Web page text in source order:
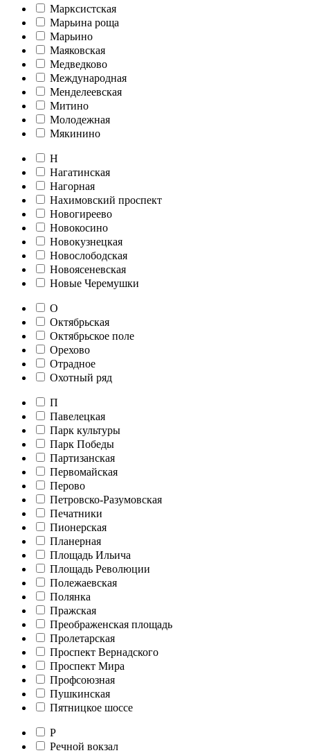
Марксистская
Марьина роща
Марьино
Маяковская
Медведково
Международная
Менделеевская
Митино
Молодежная
Мякинино
Н
Нагатинская
Нагорная
Нахимовский проспект
Новогиреево
Новокосино
Новокузнецкая
Новослободская
Новоясеневская
Новые Черемушки
О
Октябрьская
Октябрьское поле
Орехово
Отрадное
Охотный ряд
П
Павелецкая
Парк культуры
Парк Победы
Партизанская
Первомайская
Перово
Петровско-Разумовская
Печатники
Пионерская
Планерная
Площадь Ильича
Площадь Революции
Полежаевская
Полянка
Пражская
Преображенская площадь
Пролетарская
Проспект Вернадского
Проспект Мира
Профсоюзная
Пушкинская
Пятницкое шоссе
Р
Речной вокзал